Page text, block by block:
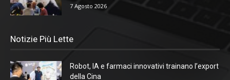
7 Agosto 2026
Notizie Più Lette
Robot, IA e farmaci innovativi trainano l’export
della Cina